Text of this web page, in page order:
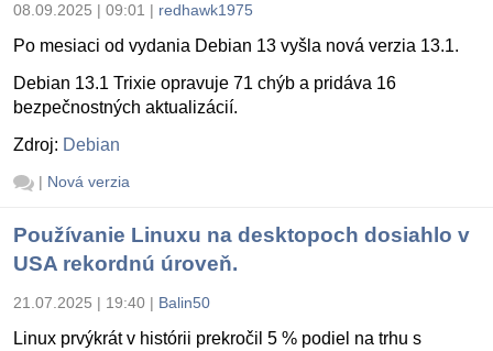
08.09.2025 | 09:01 | redhawk1975
Po mesiaci od vydania Debian 13 vyšla nová verzia 13.1.
Debian 13.1 Trixie opravuje 71 chýb a pridáva 16
bezpečnostných aktualizácií.
Zdroj: Debian
| Nová verzia
Používanie Linuxu na desktopoch dosiahlo v
USA rekordnú úroveň.
21.07.2025 | 19:40 | Balin50
Linux prvýkrát v histórii prekročil 5 % podiel na trhu s